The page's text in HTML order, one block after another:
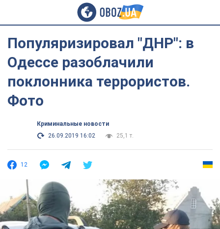
Популяризировал "ДНР": в
Одессе разоблачили
поклонника террористов.
Фото
Криминальные новости
26.09.2019 16:02
25,1 т.
12